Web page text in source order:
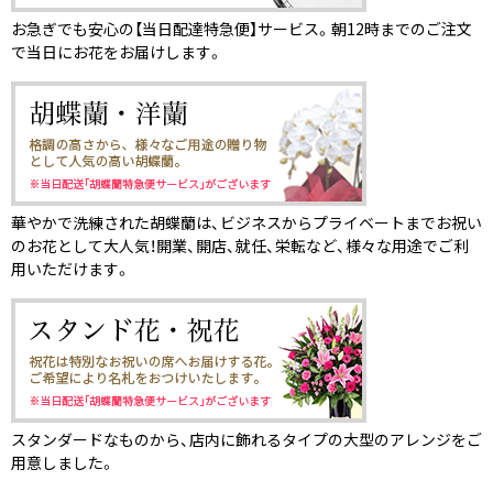
お急ぎでも安心の【当日配達特急便】サービス。朝12時までのご注文
で当日にお花をお届けします。
華やかで洗練された胡蝶蘭は、ビジネスからプライベートまでお祝い
のお花として大人気！開業、開店、就任、栄転など、様々な用途でご利
用いただけます。
スタンダードなものから、店内に飾れるタイプの大型のアレンジをご
用意しました。